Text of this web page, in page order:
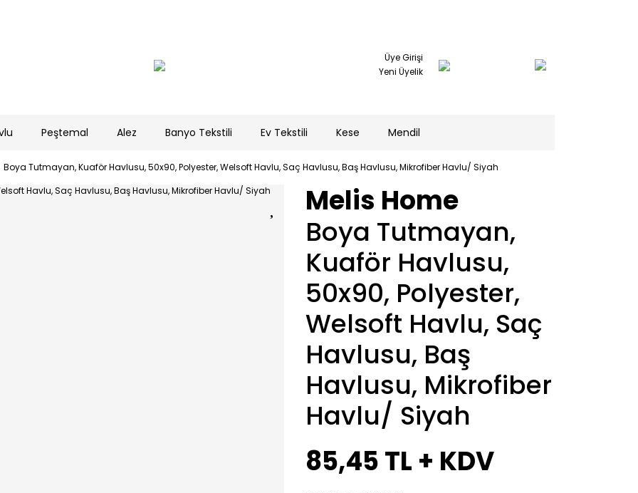
Üye Girişi
Yeni Üyelik
Peştemal Alez Banyo Tekstili Ev Tekstili Kese Mendil
Boya Tutmayan, Kuaför Havlusu, 50x90, Polyester, Welsoft Havlu, Saç Havlusu, Baş Havlusu, Mikrofiber Havlu/ Siyah
Melis Home
Boya Tutmayan,
Kuaför Havlusu,
50x90, Polyester,
Welsoft Havlu, Saç
Havlusu, Baş
Havlusu, Mikrofiber
Havlu/ Siyah
85,45 TL + KDV